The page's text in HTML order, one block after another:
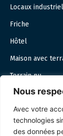
Nous
Avec votre
technologies
des données
Locaux
Friche
Hôtel
Maison avec
Terrain nu
Local